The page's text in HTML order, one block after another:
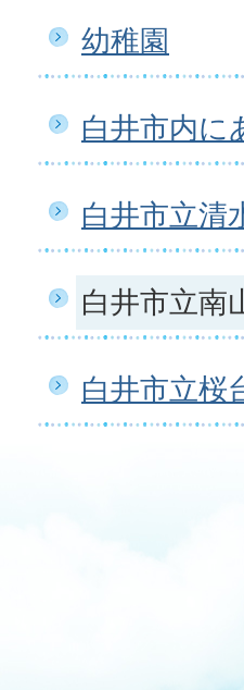
幼稚園
白井市内に
白井市立清
白井市立南
白井市立桜